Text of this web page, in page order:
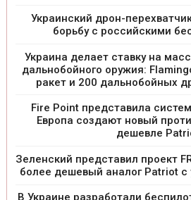
Украинский дрон-
борьбу с российскими
Украина делает ставку на
дальнобойного оружия:
ракет и 200 дальнобойных
Fire Point представила
Европа создают новый
дешевле
Зеленский представил проект
более дешевый аналог Patriot с
В Украине разработали